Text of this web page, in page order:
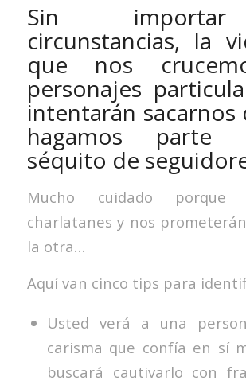
Sin
circunstancias, la
que nos
personajes
intentarán sacarnos
hagamos
séquito de
Mucho cuidado porque
charlatanes y nos
la otra…
Aquí van cinco tips para
Usted verá a una
carisma que confía en sí
buscará cautivarlo con